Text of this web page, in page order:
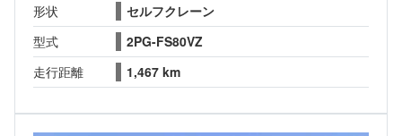
形状
セルフクレーン
型式
2PG-FS80VZ
走行距離
1,467 km